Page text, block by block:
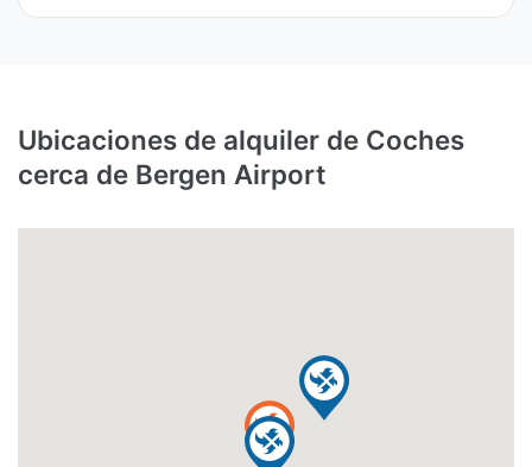
Ubicaciones de alquiler de Coches
cerca de Bergen Airport